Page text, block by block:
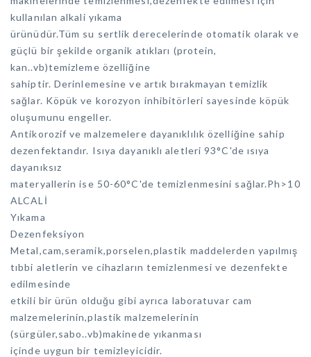
kullanılan alkali yıkama
ürünüdür.Tüm su sertlik derecelerinde otomatik olarak ve
güçlü bir şekilde organik atıkları (protein,
kan..vb)temizleme özelliğine
sahiptir. Derinlemesine ve artık bırakmayan temizlik
sağlar. Köpük ve korozyon inhibitörleri sayesinde köpük
oluşumunu engeller.
Antikorozif ve malzemelere dayanıklılık özelliğine sahip
dezenfektandır. Isıya dayanıklı aletleri 93°C'de ısıya
dayanıksız
materyallerin ise 50-60°C'de temizlenmesini sağlar.Ph>10
ALCALİ
Yıkama
Dezenfeksiyon
Metal,cam,seramik,porselen,plastik maddelerden yapılmış
tıbbi aletlerin ve cihazların temizlenmesi ve dezenfekte
edilmesinde
etkili bir ürün olduğu gibi ayrıca laboratuvar cam
malzemelerinin,plastik malzemelerinin
(sürgüler,sabo..vb)makinede yıkanması
içinde uygun bir temizleyicidir.